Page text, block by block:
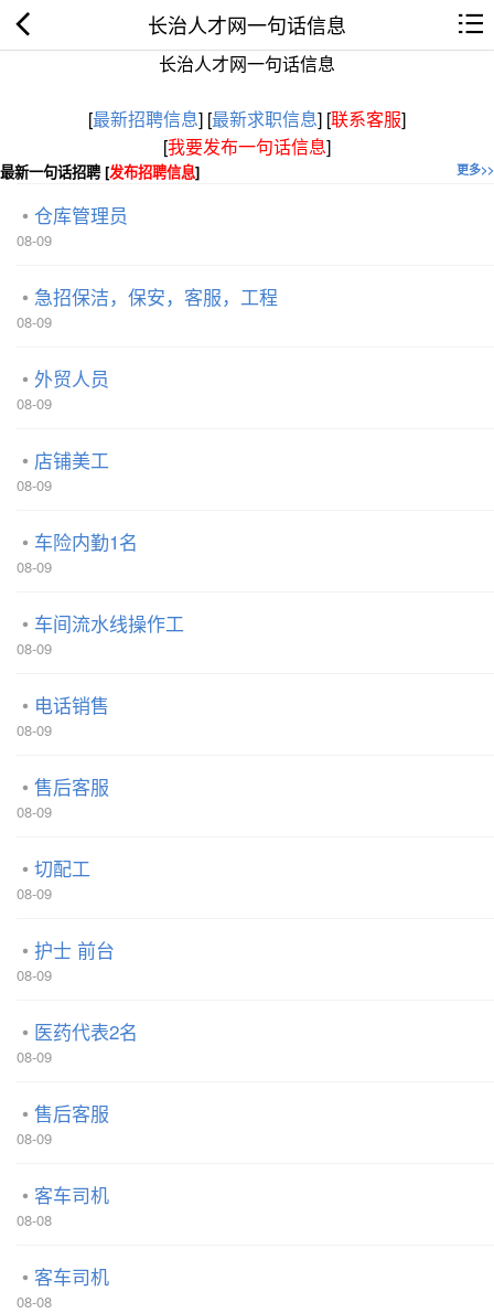
长治人才网一句话信息
长治人才网一句话信息
[最新招聘信息] [最新求职信息] [联系客服]
[我要发布一句话信息]
更多>>
最新一句话招聘 [发布招聘信息]
仓库管理员
08-09
急招保洁，保安，客服，工程
08-09
外贸人员
08-09
店铺美工
08-09
车险内勤1名
08-09
车间流水线操作工
08-09
电话销售
08-09
售后客服
08-09
切配工
08-09
护士 前台
08-09
医药代表2名
08-09
售后客服
08-09
客车司机
08-08
客车司机
08-08